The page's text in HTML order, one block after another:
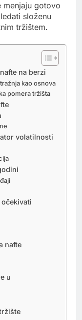
menjaju gotovo
složenu
tržištem.
na berzi
kao osnova
pomera tržišta
volatilnosti
nafte
u